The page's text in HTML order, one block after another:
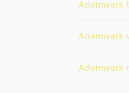
Ademwerk
Ademwerk
Ademwerk